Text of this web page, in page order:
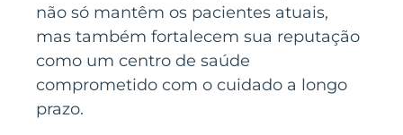
não só mantêm os pacientes atuais,
mas também fortalecem sua reputação
como um centro de saúde
comprometido com o cuidado a longo
prazo.